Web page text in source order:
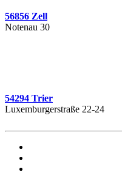
56856 Zell
Notenau 30
54294 Trier
Luxemburgerstraße 22-24